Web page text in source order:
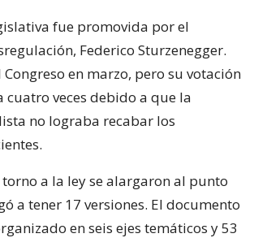
fue promovida por el
Federico Sturzenegger.
en marzo, pero su votación
cuatro veces debido a que la
no lograba recabar los
torno a la ley se alargaron al punto
a tener 17 versiones. El documento
en seis ejes temáticos y 53